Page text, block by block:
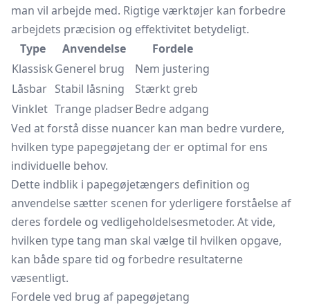
man vil arbejde med. Rigtige værktøjer kan forbedre
arbejdets præcision og effektivitet betydeligt.
Type
Anvendelse
Fordele
KlassiskGenerel brug
Nem justering
Låsbar Stabil låsning
Stærkt greb
Vinklet Trange pladserBedre adgang
Ved at forstå disse nuancer kan man bedre vurdere,
hvilken type papegøjetang der er optimal for ens
individuelle behov.
Dette indblik i papegøjetængers definition og
anvendelse sætter scenen for yderligere forståelse af
deres fordele og vedligeholdelsesmetoder. At vide,
hvilken type tang man skal vælge til hvilken opgave,
kan både spare tid og forbedre resultaterne
væsentligt.
Fordele ved brug af papegøjetang